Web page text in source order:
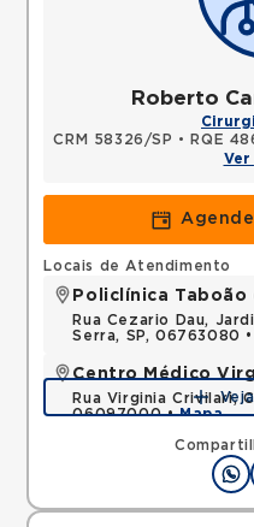
Roberto
CRM 58326/SP •
RQE
Ver
Locais de Atendimento
Policlínica Taboão
Rua Cezario Dau,
Serra, SP, 06763080 •
Centro Médico
Rua Virginia Crivilari,
06097000 •Mapa